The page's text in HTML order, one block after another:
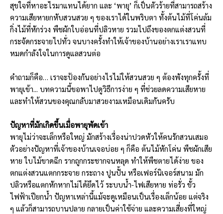
สุขใจที่หาอะไรมาแทนได้ยาก และ ‘พายุ’ ก็เป็นตัวร้ายที่สามารถสร้าง
ความเสียหายกหับสวนสวย ๆ ของเราได้ในพริบตา ทั้งต้นไม้ที่โค่นล้ม
กิ่งไม้ที่หักร่วง พืชผักใบอ่อนที่ปลิวหาย รวมไปถึงของตกแต่งสวนที่
กระจัดกระจายไปทั่ว จนบางครั้งทำให้เจ้าของบ้านอย่างเราเราแทบ
หมดกำลังใจในการดูแลสวนต่อ
คำถามก็คือ… เราจะป้องกันอย่างไรไม่ให้สวนสวย ๆ ต้องพังทุกครั้งที่
พายุเข้า... บทความนี้ขอพาไปดูวิธีการง่าย ๆ ที่ช่วยลดความเสียหาย
และทำให้สวนของคุณกลับมาสวยงามเหมือนเดิมกันครับ
ปัญหาที่มักเกิดขึ้นเมื่อพายุพัดเข้า
พายุไม่ว่าจะเล็กหรือใหญ่ มักสร้างเรื่องน่าปวดหัวให้คนรักสวนเสมอ
ตัวอย่างปัญหาที่เจ้าของบ้านเจอบ่อย ๆ ก็คือ ต้นไม้หักโค่น พืชผักเสีย
หาย ใบไม้ขาดฉีก รากถูกกระชากจนหลุด ทำให้พืชตายได้ง่าย ของ
ตกแต่งสวนแตกกระจาย กระถาง ปูนปั้น หรือเฟอร์นิเจอร์สนาม มัก
ปลิวหรือแตกหักหากไม่ได้ยึดไว้ ระบบน้ำ-ไฟเสียหาย ท่อรั่ว ขั้ว
ไฟฟ้าเปียกน้ำ ปัญหาเหล่านี้แม้จะดูเหมือนเป็นเรื่องเล็กน้อย แต่จริง
ๆ แล้วก็สามารถบานปลาย กลายเป็นค่าใช้จ่าย และความเสี่ยงที่ใหญ่